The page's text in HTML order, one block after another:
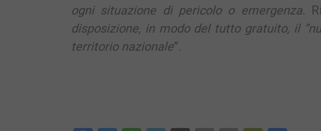
ogni situazione di pericolo o emergenza.
disposizione, in modo del tutto gratuito, il
territorio nazionale”.